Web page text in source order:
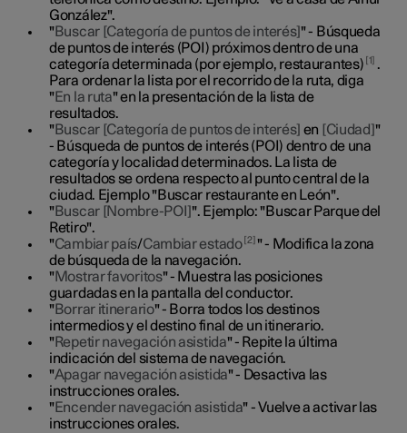
González".
"Buscar [Categoría de puntos de interés]" - Búsqueda
de puntos de interés (POI) próximos dentro de una
categoría determinada (por ejemplo, restaurantes) 1
.
Para ordenar la lista por el recorrido de la ruta, diga
"En la ruta" en la presentación de la lista de
resultados.
"Buscar [Categoría de puntos de interés] en [Ciudad]"
- Búsqueda de puntos de interés (POI) dentro de una
categoría y localidad determinados. La lista de
resultados se ordena respecto al punto central de la
ciudad. Ejemplo "Buscar restaurante en León".
"Buscar [Nombre-POI]". Ejemplo: "Buscar Parque del
Retiro".
"Cambiar país/Cambiar estado 2 " - Modifica la zona
de búsqueda de la navegación.
"Mostrar favoritos" - Muestra las posiciones
guardadas en la pantalla del conductor.
"Borrar itinerario" - Borra todos los destinos
intermedios y el destino final de un itinerario.
"Repetir navegación asistida" - Repite la última
indicación del sistema de navegación.
"Apagar navegación asistida" - Desactiva las
instrucciones orales.
"Encender navegación asistida" - Vuelve a activar las
instrucciones orales.